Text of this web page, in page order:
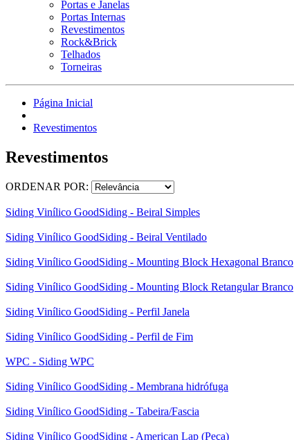
Portas e Janelas
Portas Internas
Revestimentos
Rock&Brick
Telhados
Torneiras
Página Inicial
Revestimentos
Revestimentos
ORDENAR POR:
Siding Vinílico GoodSiding - Beiral Simples
Siding Vinílico GoodSiding - Beiral Ventilado
Siding Vinílico GoodSiding - Mounting Block Hexagonal Branco
Siding Vinílico GoodSiding - Mounting Block Retangular Branco
Siding Vinílico GoodSiding - Perfil Janela
Siding Vinílico GoodSiding - Perfil de Fim
WPC - Siding WPC
Siding Vinílico GoodSiding - Membrana hidrófuga
Siding Vinílico GoodSiding - Tabeira/Fascia
Siding Vinílico GoodSiding - American Lap (Peça)